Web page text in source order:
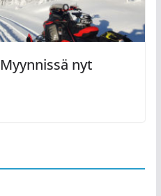
nyt